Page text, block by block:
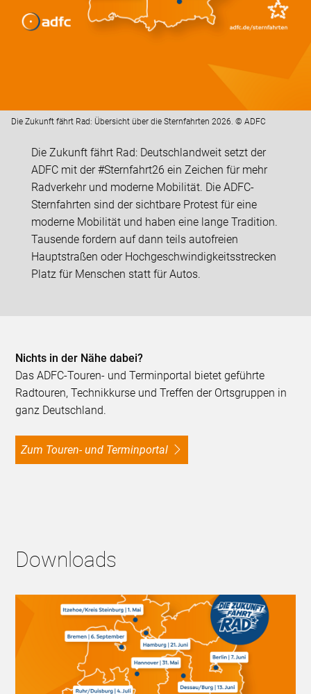
Die Zukunft fährt Rad: Übersicht über die Sternfahrten 2026. © ADFC
Die Zukunft fährt Rad: Deutschlandweit setzt der
ADFC mit der #Sternfahrt26 ein Zeichen für mehr
Radverkehr und moderne Mobilität. Die ADFC-
Sternfahrten sind der sichtbare Protest für eine
moderne Mobilität und haben eine lange Tradition.
Tausende fordern auf dann teils autofreien
Hauptstraßen oder Hochgeschwindigkeitsstrecken
Platz für Menschen statt für Autos.
Nichts in der Nähe dabei?
Das ADFC-Touren- und Terminportal bietet geführte
Radtouren, Technikkurse und Treffen der Ortsgruppen in
ganz Deutschland.
Zum Touren- und Terminportal
Downloads